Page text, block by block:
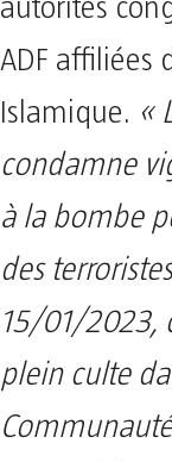
autorités
ADF affiliées
Islamique. «
condamne
à la bombe
des
15/01/2023,
plein culte